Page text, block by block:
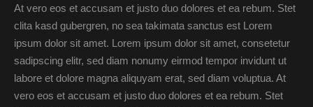
At vero eos et accusam et justo duo dolores et ea rebum. Stet
clita kasd gubergren, no sea takimata sanctus est Lorem
ipsum dolor sit amet. Lorem ipsum dolor sit amet, consetetur
sadipscing elitr, sed diam nonumy eirmod tempor invidunt ut
labore et dolore magna aliquyam erat, sed diam voluptua. At
vero eos et accusam et justo duo dolores et ea rebum. Stet